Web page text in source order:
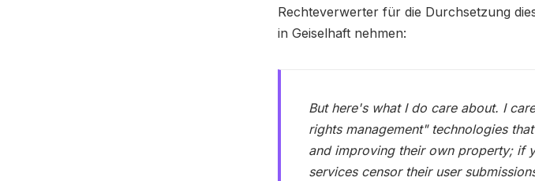
Rechteverwerter für die Durchsetzung
in Geiselhaft nehmen:
But here's what I do care about. I
rights management" technologies
and improving their own property; if
services censor their user